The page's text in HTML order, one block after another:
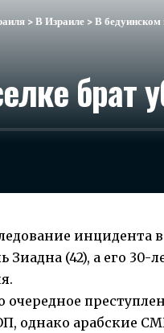
>В Израиле >В бедуинском
брат
инцидента
Зиадна (42), а его
очередное
однако арабские